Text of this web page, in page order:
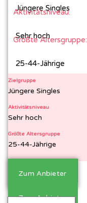
Jüngere Singles
Aktivitätsniveau:
Sehr hoch
Größte Altersgruppe:
25-44-Jährige
Zielgruppe
Jüngere Singles
Aktivitätsniveau
Sehr hoch
Größte Altersgruppe
25-44-Jährige
Zum Anbieter
Zum Anbieter